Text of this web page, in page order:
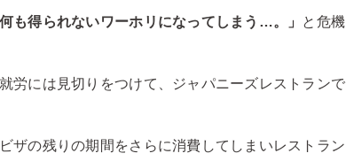
も得られないワーホリになってしまう…。」 と危機
労には見切りをつけて、ジャパニーズレストランで
ザの残りの期間をさらに消費してしまいレストラン